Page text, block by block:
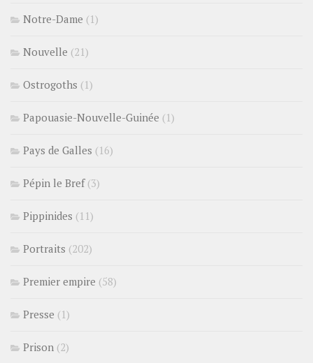
Notre-Dame (1)
Nouvelle (21)
Ostrogoths (1)
Papouasie-Nouvelle-Guinée (1)
Pays de Galles (16)
Pépin le Bref(3)
Pippinides (11)
Portraits (202)
Premier empire (58)
Presse (1)
Prison (2)